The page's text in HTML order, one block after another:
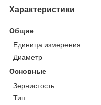
Характеристики
Общие
Единица измерения
Диаметр
Основные
Зернистость
Тип